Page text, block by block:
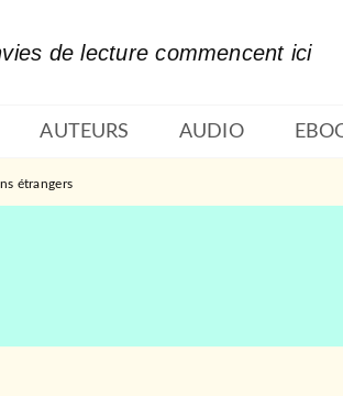
de lecture commencent ici
AUTEURS AUDIO
étrangers